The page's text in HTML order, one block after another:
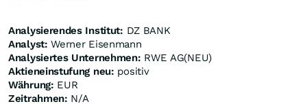
Analysierendes Institut: DZ BANK
Analyst: Werner Eisenmann
Analysiertes Unternehmen: RWE AG(NEU)
Aktieneinstufung neu: positiv
Währung: EUR
Zeitrahmen: N/A